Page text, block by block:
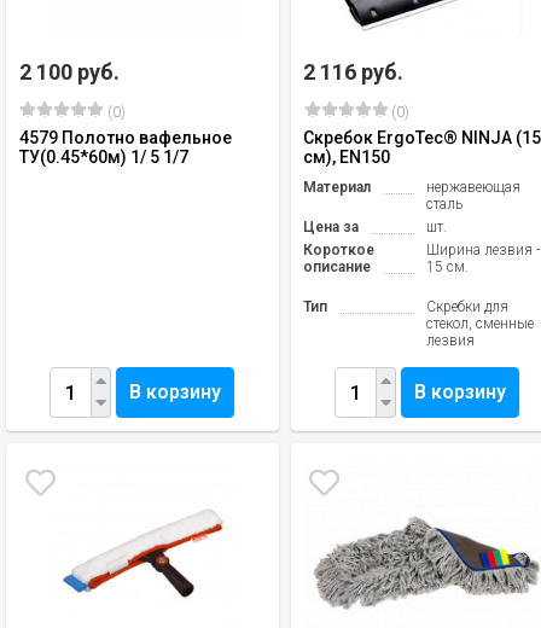
2 100 руб.
(0)
4579 Полотно вафельное
ТУ(0.45*60м) 1/ 5 1/7
В корзину
2 116 руб.
(0)
Скребок ErgoTec® NINJA (15
см), EN150
Материал
нержавеющая
сталь
Цена за
шт.
Короткое
описание
Ширина лезвия -
15 см.
Тип
Скребки для
стекол, сменные
лезвия
В корзину